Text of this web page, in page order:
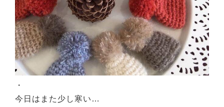
・
今日はまた少し寒い…